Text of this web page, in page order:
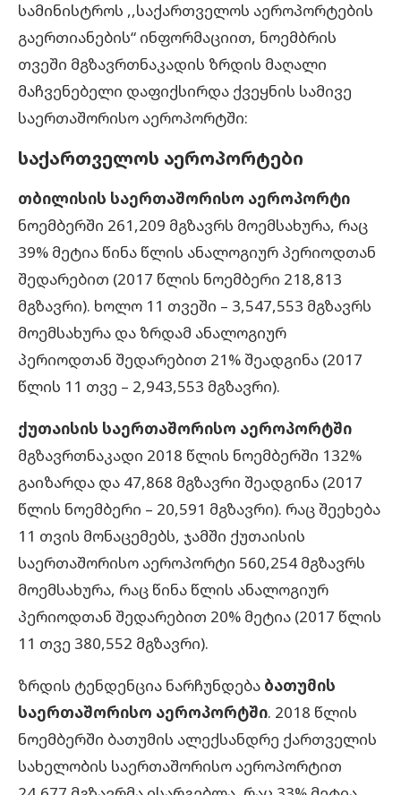
სამინისტროს ,,საქართველოს აეროპორტების
გაერთიანების“ ინფორმაციით, ნოემბრის
თვეში მგზავრთნაკადის ზრდის მაღალი
მაჩვენებელი დაფიქსირდა ქვეყნის სამივე
საერთაშორისო აეროპორტში:
საქართველოს აეროპორტები
თბილისის საერთაშორისო აეროპორტი
ნოემბერში 261,209 მგზავრს მოემსახურა, რაც
39% მეტია წინა წლის ანალოგიურ პერიოდთან
შედარებით (2017 წლის ნოემბერი 218,813
მგზავრი). ხოლო 11 თვეში – 3,547,553 მგზავრს
მოემსახურა და ზრდამ ანალოგიურ
პერიოდთან შედარებით 21% შეადგინა (2017
წლის 11 თვე – 2,943,553 მგზავრი).
ქუთაისის საერთაშორისო აეროპორტში
მგზავრთნაკადი 2018 წლის ნოემბერში 132%
გაიზარდა და 47,868 მგზავრი შეადგინა (2017
წლის ნოემბერი – 20,591 მგზავრი). რაც შეეხება
11 თვის მონაცემებს, ჯამში ქუთაისის
საერთაშორისო აეროპორტი 560,254 მგზავრს
მოემსახურა, რაც წინა წლის ანალოგიურ
პერიოდთან შედარებით 20% მეტია (2017 წლის
11 თვე 380,552 მგზავრი).
ზრდის ტენდენცია ნარჩუნდება ბათუმის
საერთაშორისო აეროპორტში. 2018 წლის
ნოემბერში ბათუმის ალექსანდრე ქართველის
სახელობის საერთაშორისო აეროპორტით